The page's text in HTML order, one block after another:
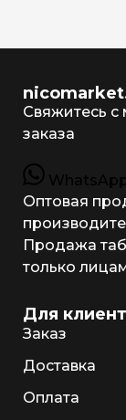
Свяжитесь
заказа
Оптовая
Продажа
только
Для
Заказ
Доставка
Оплата